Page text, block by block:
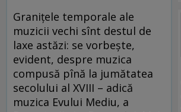
Granițele temporale ale
muzicii vechi sînt destul de
laxe astăzi: se vorbește,
evident, despre muzica
compusă pînă la jumătatea
secolului al XVIII – adică
muzica Evului Mediu, a